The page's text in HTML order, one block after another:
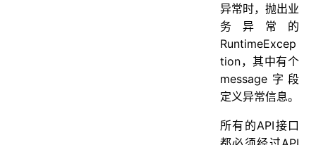
异常时，抛出业
务异常的
RuntimeExcep
tion，其中有个
message字段
定义异常信息。
所有的API接口